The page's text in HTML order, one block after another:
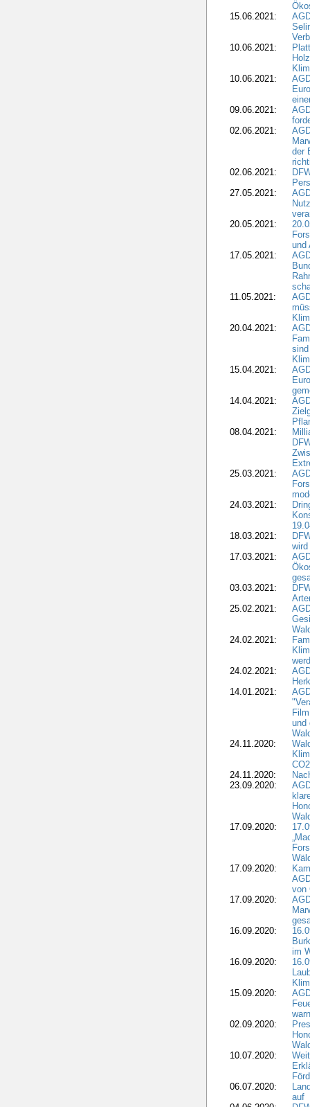
15.06.2021:
10.06.2021:
10.06.2021:
09.06.2021:
02.06.2021:
der
02.06.2021:
27.05.2021:
20.05.2021:
und
17.05.2021:
11.05.2021:
20.04.2021:
15.04.2021:
14.04.2021:
08.04.2021:
25.03.2021:
24.03.2021:
18.03.2021:
17.03.2021:
03.03.2021:
25.02.2021:
24.02.2021:
24.02.2021:
14.01.2021:
und
24.11.2020:
24.11.2020:
23.09.2020:
17.09.2020:
17.09.2020:
von
17.09.2020:
16.09.2020:
im
16.09.2020:
15.09.2020:
02.09.2020:
10.07.2020:
06.07.2020:
auf